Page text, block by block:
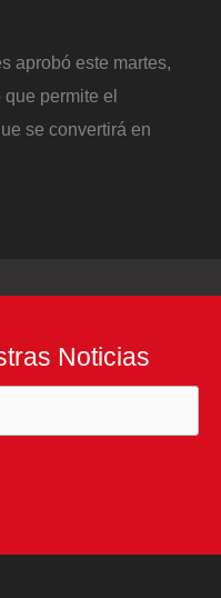
aprobó este martes,
permite el
se convertirá en
Noticias